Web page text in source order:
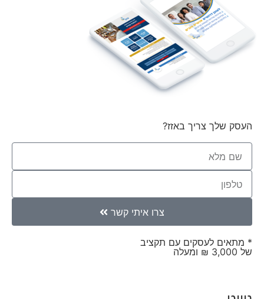
העסק שלך צריך באזז?
צרו איתי קשר
* מתאים לעסקים עם תקציב
של 3,000 ₪ ומעלה